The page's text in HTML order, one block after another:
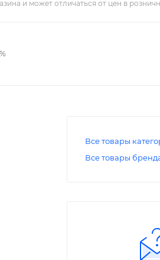
и может отличаться от цен в
Все товары
Все товары